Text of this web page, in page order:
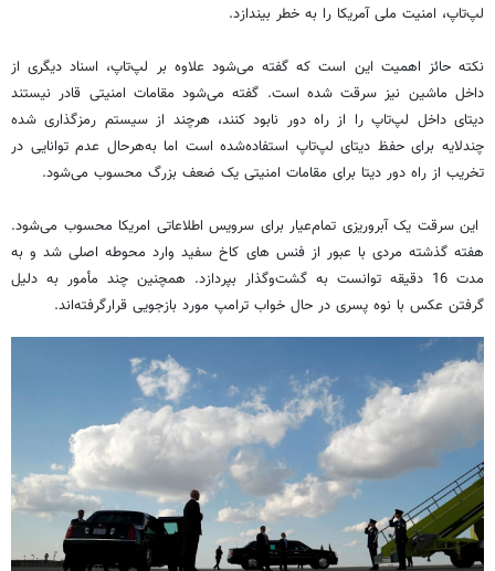
لپ‌تاپ، امنیت ملی آمریکا را به خطر بیندازد.
نکته حائز اهمیت این است که گفته می‌شود علاوه بر لپ‌تاپ، اسناد دیگری از
داخل ماشین نیز سرقت شده است. گفته می‌شود مقامات امنیتی قادر نیستند
دیتای داخل لپ‌تاپ را از راه دور نابود کنند، هرچند از سیستم رمزگذاری شده
چندلایه برای حفظ دیتای لپ‌تاپ استفاده‌شده است اما به‌هرحال عدم توانایی در
تخریب از راه دور دیتا برای مقامات امنیتی یک ضعف بزرگ محسوب می‌شود.
این سرقت یک آبروریزی تمام‌عیار برای سرویس اطلاعاتی امریکا محسوب می‌شود.
هفته گذشته مردی با عبور از فنس های کاخ سفید وارد محوطه اصلی شد و به
مدت 16 دقیقه توانست به گشت‌وگذار بپردازد. همچنین چند مأمور به دلیل
گرفتن عکس با نوه پسری در حال خواب ترامپ مورد بازجویی قرارگرفته‌اند.